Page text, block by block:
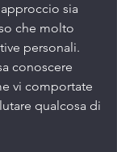
sia
che molto
personali.
conoscere
vi comportate
qualcosa di